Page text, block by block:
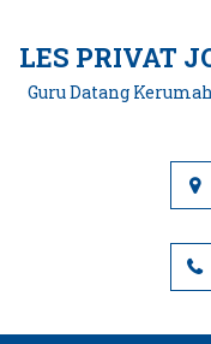
content
LES PRIVAT
Guru Datang